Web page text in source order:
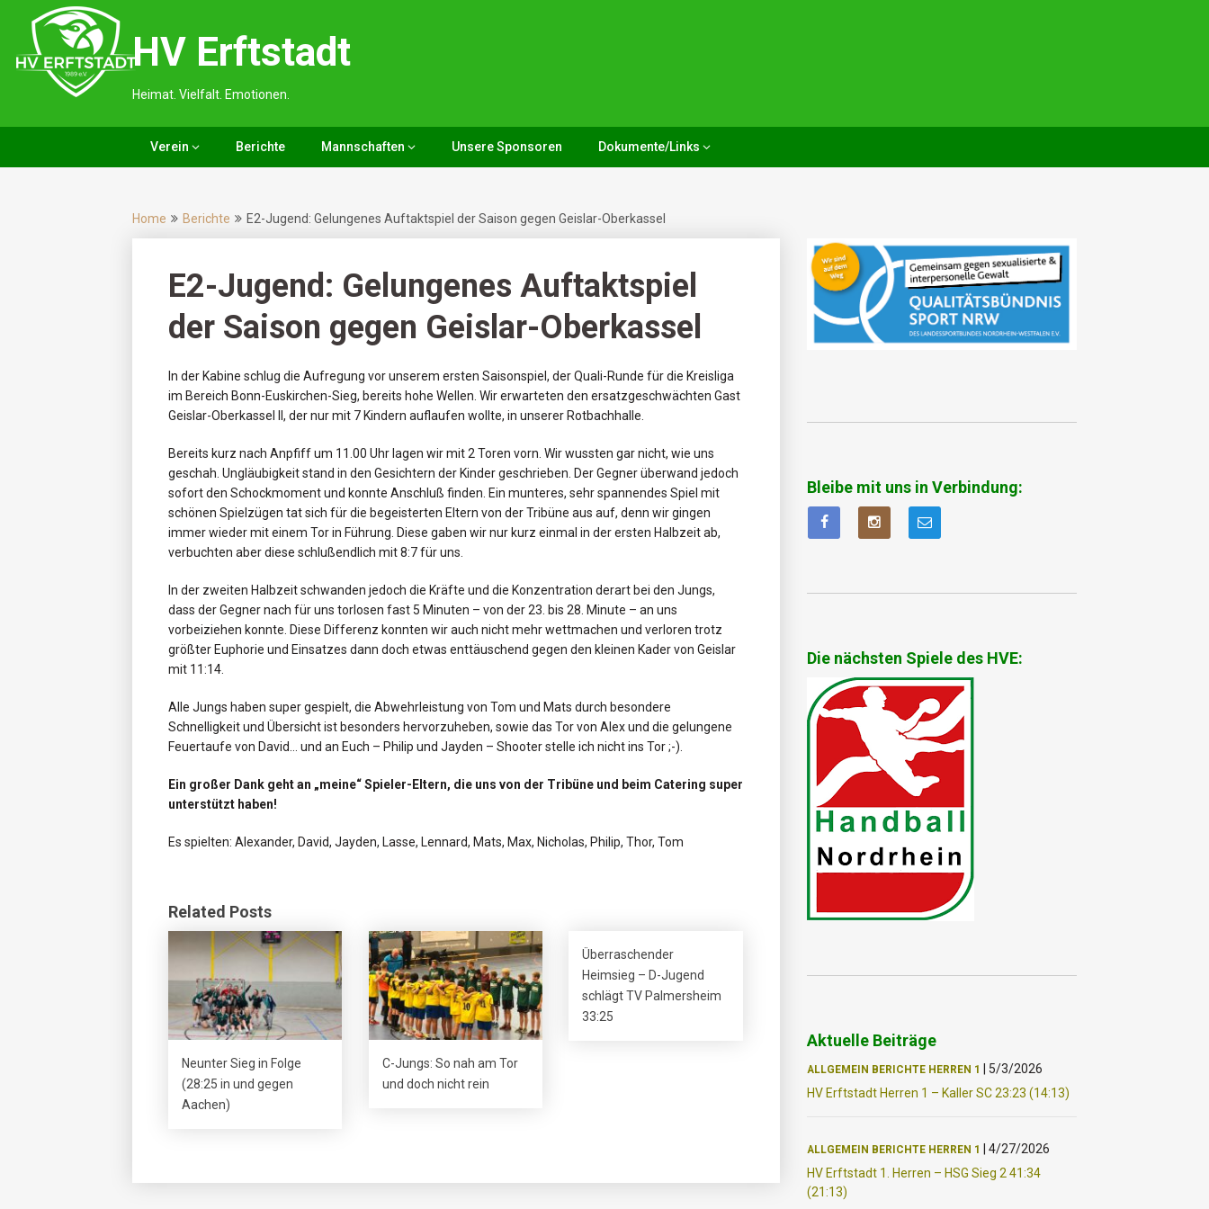
content
HV Erftstadt
Heimat. Vielfalt. Emotionen.
Verein Berichte Mannschaften Unsere Sponsoren Dokumente/Links
Home Berichte E2-Jugend: Gelungenes Auftaktspiel der Saison gegen Geislar-Oberkassel
E2-Jugend: Gelungenes Auftaktspiel
der Saison gegen Geislar-Oberkassel
In der Kabine schlug die Aufregung vor unserem ersten Saisonspiel, der Quali-Runde für die Kreisliga
im Bereich Bonn-Euskirchen-Sieg, bereits hohe Wellen. Wir erwarteten den ersatzgeschwächten Gast
Geislar-Oberkassel II, der nur mit 7 Kindern auflaufen wollte, in unserer Rotbachhalle.
Bereits kurz nach Anpfiff um 11.00 Uhr lagen wir mit 2 Toren vorn. Wir wussten gar nicht, wie uns
geschah. Ungläubigkeit stand in den Gesichtern der Kinder geschrieben. Der Gegner überwand jedoch
sofort den Schockmoment und konnte Anschluß finden. Ein munteres, sehr spannendes Spiel mit
schönen Spielzügen tat sich für die begeisterten Eltern von der Tribüne aus auf, denn wir gingen
immer wieder mit einem Tor in Führung. Diese gaben wir nur kurz einmal in der ersten Halbzeit ab,
verbuchten aber diese schlußendlich mit 8:7 für uns.
In der zweiten Halbzeit schwanden jedoch die Kräfte und die Konzentration derart bei den Jungs,
dass der Gegner nach für uns torlosen fast 5 Minuten – von der 23. bis 28. Minute – an uns
vorbeiziehen konnte. Diese Differenz konnten wir auch nicht mehr wettmachen und verloren trotz
größter Euphorie und Einsatzes dann doch etwas enttäuschend gegen den kleinen Kader von Geislar
mit 11:14.
Alle Jungs haben super gespielt, die Abwehrleistung von Tom und Mats durch besondere
Schnelligkeit und Übersicht ist besonders hervorzuheben, sowie das Tor von Alex und die gelungene
Feuertaufe von David… und an Euch – Philip und Jayden – Shooter stelle ich nicht ins Tor ;-).
Ein großer Dank geht an „meine“ Spieler-Eltern, die uns von der Tribüne und beim Catering super
unterstützt haben!
Es spielten: Alexander, David, Jayden, Lasse, Lennard, Mats, Max, Nicholas, Philip, Thor, Tom
Related Posts
Neunter Sieg in Folge
(28:25 in und gegen
Aachen)
C-Jungs: So nah am Tor
und doch nicht rein
Überraschender
Heimsieg – D-Jugend
schlägt TV Palmersheim
33:25
Bleibe mit uns in Verbindung:
Die nächsten Spiele des HVE:
Aktuelle Beiträge
ALLGEMEIN BERICHTE HERREN 1
5/3/2026
HV Erftstadt Herren 1 – Kaller SC 23:23 (14:13)
ALLGEMEIN BERICHTE HERREN 1
4/27/2026
HV Erftstadt 1. Herren – HSG Sieg 2 41:34
(21:13)